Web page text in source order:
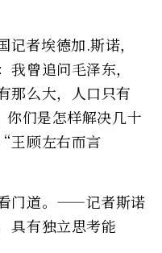
者埃德加.斯诺，
曾追问毛泽东，
那么大，人口只有
你们是怎样解决几十
王顾左右而言
门道。——记者斯诺
具有独立思考能